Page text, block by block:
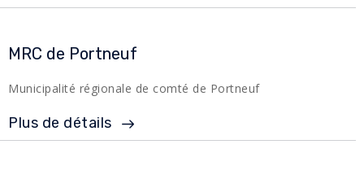
MRC de Portneuf
Municipalité régionale de comté de Portneuf
Plus de détails